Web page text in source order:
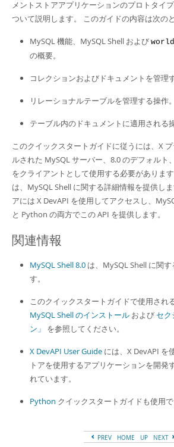
メントストアアプリケーションのプロトタイ
ついて説明します。 このガイドの内容は次の
MySQL 機能、MySQL Shell および
の概要。
コレクションおよびドキュメントを管理
リレーショナルテーブルを管理する操作。
テーブル内のドキュメントに適用される操
このクイックスタートガイドに従うには、X
ルされた MySQL サーバー、8.0 のデフォルト
をクライアントとして使用する必要があります
は、MySQL Shell に関する詳細情報を提供し
アには X DevAPI を使用してアクセスし、
と Python の両方でこの API を提供します。
関連情報
MySQL Shell 8.0 は、MySQL Shell に関
す。
このクイックスタートガイドで使用され
MySQL Shell のインストール および セク
ン」
を参照してください。
X DevAPI User Guide には、X DevAPI を
トアを使用するアプリケーションを開発
れています。
Python クイックスタートガイドも使用で
PREV HOME UP NEXT